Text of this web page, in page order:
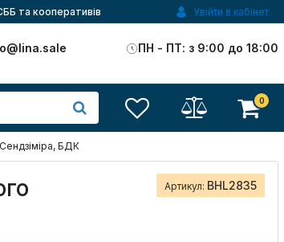
та кооперативів Увійти в кабінет
ПН - ПТ: з 9:00 до 18:00
0
БДК
Артикул: BHL2835